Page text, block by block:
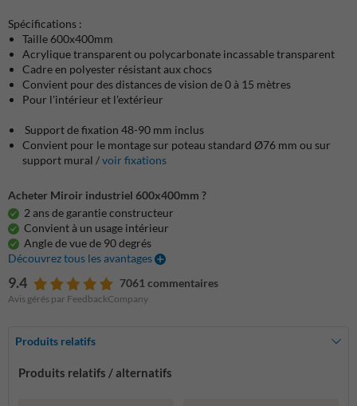
Spécifications :
Taille 600x400mm
Acrylique transparent ou polycarbonate incassable transparent
Cadre en polyester résistant aux chocs
Convient pour des distances de vision de 0 à 15 mètres
Pour l'intérieur et l'extérieur
Support de fixation 48-90 mm inclus
Convient pour le montage sur poteau standard Ø76 mm ou sur
support mural /voir fixations
Acheter Miroir industriel 600x400mm ?
2 ans de garantie constructeur
Convient à un usage intérieur
Angle de vue de 90 degrés
Découvrez tous les avantages
9.4 7061 commentaires
Avis gérés par FeedbackCompany
Produits relatifs
Produits relatifs / alternatifs